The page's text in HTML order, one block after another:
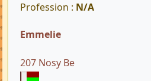
Profession : N/A
Emmelie
207 Nosy Be